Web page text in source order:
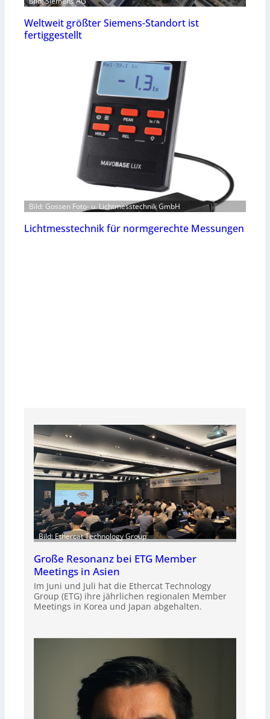
Weltweit größter Siemens-Standort ist
fertiggestellt
Bild: Gossen Foto- u. Lichtmesstechnik GmbH
Lichtmesstechnik für normgerechte Messungen
Bild: Ethercat Technology Group
Große Resonanz bei ETG Member
Meetings in Asien
Im Juni und Juli hat die Ethercat Technology
Group (ETG) ihre jährlichen regionalen Member
Meetings in Korea und Japan abgehalten.